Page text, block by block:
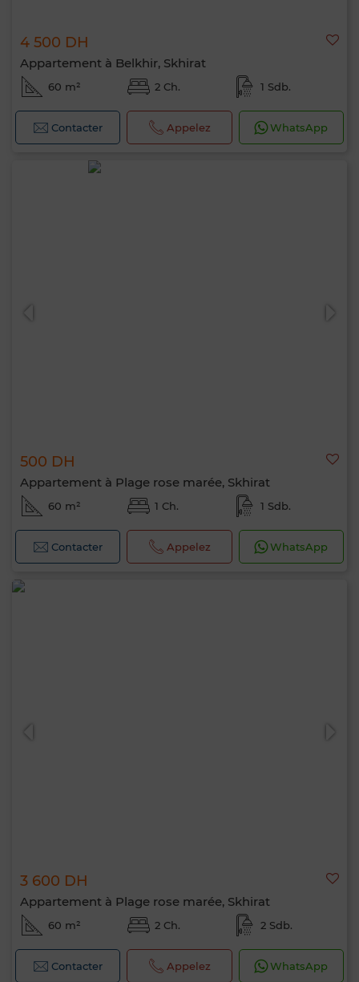
4 500 DH
Appartement à Belkhir, Skhirat
60 m² 2 Ch. 1 Sdb.
Contacter Appelez WhatsApp
500 DH
Appartement à Plage rose marée, Skhirat
60 m² 1 Ch. 1 Sdb.
Contacter Appelez WhatsApp
3 600 DH
Appartement à Plage rose marée, Skhirat
60 m² 2 Ch. 2 Sdb.
Contacter Appelez WhatsApp